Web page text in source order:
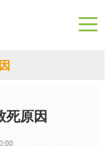
死原因